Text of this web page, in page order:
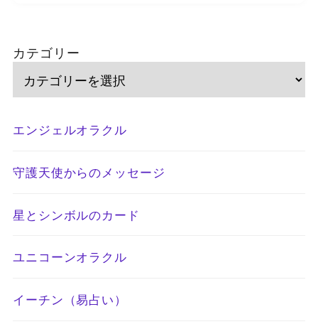
カテゴリー
エンジェルオラクル
守護天使からのメッセージ
星とシンボルのカード
ユニコーンオラクル
イーチン（易占い）